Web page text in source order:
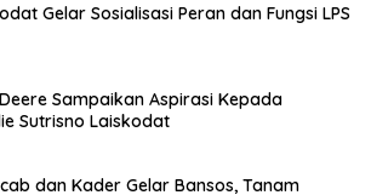
Gelar Sosialisasi Peran dan Fungsi LPS
Sampaikan Aspirasi Kepada
Sutrisno Laiskodat